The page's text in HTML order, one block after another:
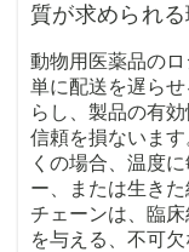
質が求められ
動物用医薬品のロ
単に配送を遅ら
らし、製品の有
信頼を損ないま
くの場合、温度
ー、または生き
チェーンは、臨
を与える、不可